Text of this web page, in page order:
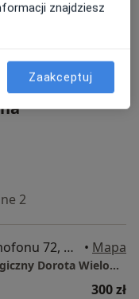
2
ul. Warmijska 7/1a, numer domofonu 72, parter, za pierwszymi drzwiami, Kraków • Mapa
Beautiful Skin Gabinet Dermatologiczny Dorota Wielowieyska-Szybińska
300 zł
znajdziesz
Zaakceptuj